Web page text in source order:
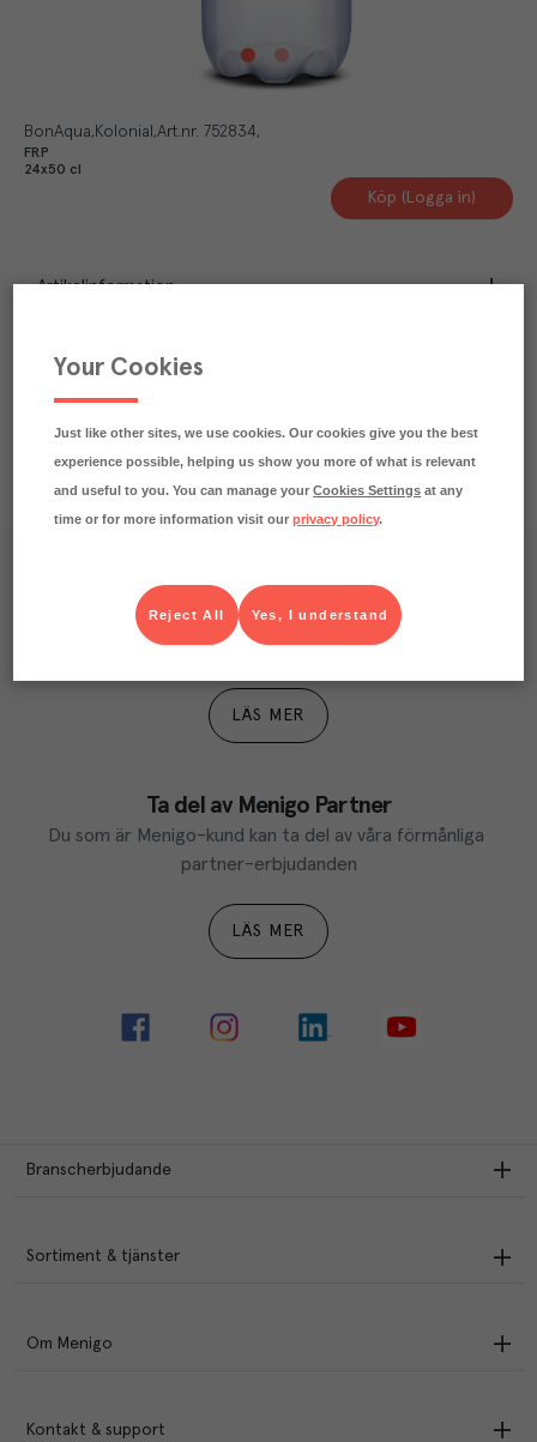
BonAqua Kolonial Art.nr. 752834
FRP
24x50 cl
Köp (Logga in)
Artikelinformation
Våra kundtidningar
Läs inspirerande reportage, matnyttiga artiklar och
ta del av aktuella kampanjer.
LÄS MER
Ta del av Menigo Partner
Du som är Menigo-kund kan ta del av våra förmånliga
partner-erbjudanden
LÄS MER
Branscherbjudande
Sortiment & tjänster
Om Menigo
Kontakt & support
Your Cookies
Just like other sites, we use cookies. Our cookies give you the best
experience possible, helping us show you more of what is relevant
and useful to you. You can manage yourCookies Settings at any
time or for more information visit ourprivacy policy.
Yes, I understand
Reject All